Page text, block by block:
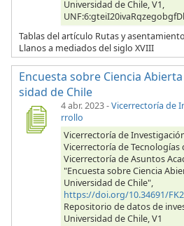
Universidad de Chile, V1,
Tablas del artículo Rutas y
Llanos a mediados del siglo XVIII
Encuesta sobre Ciencia
sidad de Chile
4 abr. 2023-Vicerrectoría de
rrollo
Vicerrectoría de
Vicerrectoría de
Vicerrectoría de Asuntos
"Encuesta sobre Ciencia
Universidad de Chile",
https://doi.org/10.34691/
Repositorio de datos de
Universidad de Chile, V1